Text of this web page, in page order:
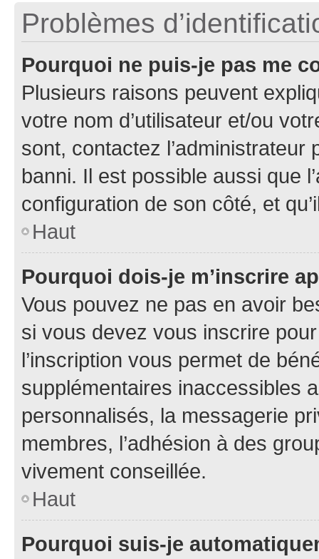
Problèmes
Pourquoi ne puis-je pas me
Plusieurs raisons peuvent
votre nom d’utilisateur et/ou
sont, contactez l’administrateur
banni. Il est possible aussi que
configuration de son côté, et
Haut
Pourquoi dois-je m’inscrire
Vous pouvez ne pas en avoir
si vous devez vous inscrire
l’inscription vous permet de
supplémentaires inaccessibles
personnalisés, la messagerie
membres, l’adhésion à des
vivement conseillée.
Haut
Pourquoi suis-je